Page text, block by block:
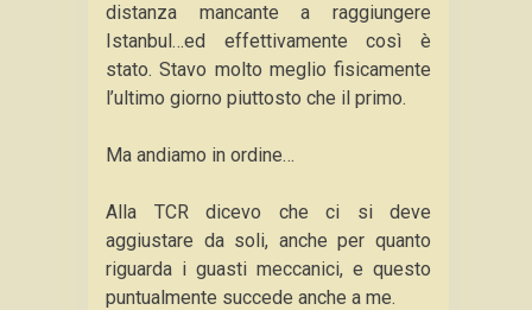
distanza mancante a raggiungere
Istanbul…ed effettivamente così è
stato. Stavo molto meglio fisicamente
l’ultimo giorno piuttosto che il primo.
Ma andiamo in ordine…
Alla TCR dicevo che ci si deve
aggiustare da soli, anche per quanto
riguarda i guasti meccanici, e questo
puntualmente succede anche a me.